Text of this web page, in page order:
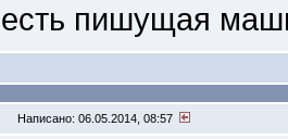
есть пишущая
Написано: 06.05.2014, 08:57